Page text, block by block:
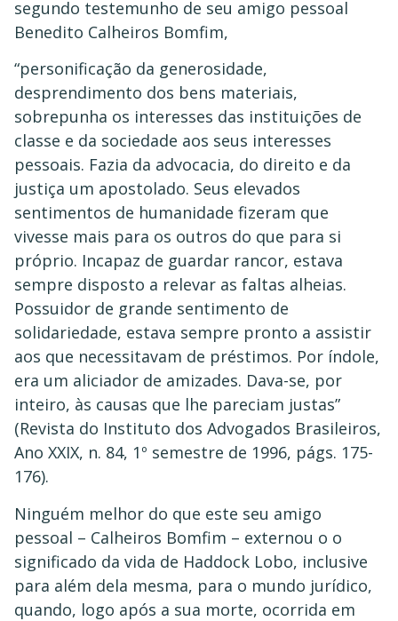
segundo testemunho de seu amigo pessoal
Benedito Calheiros Bomfim,
“personificação da generosidade,
desprendimento dos bens materiais,
sobrepunha os interesses das instituições de
classe e da sociedade aos seus interesses
pessoais. Fazia da advocacia, do direito e da
justiça um apostolado. Seus elevados
sentimentos de humanidade fizeram que
vivesse mais para os outros do que para si
próprio. Incapaz de guardar rancor, estava
sempre disposto a relevar as faltas alheias.
Possuidor de grande sentimento de
solidariedade, estava sempre pronto a assistir
aos que necessitavam de préstimos. Por índole,
era um aliciador de amizades. Dava-se, por
inteiro, às causas que lhe pareciam justas”
(Revista do Instituto dos Advogados Brasileiros,
Ano XXIX, n. 84, 1º semestre de 1996, págs. 175-
176).
Ninguém melhor do que este seu amigo
pessoal – Calheiros Bomfim – externou o o
significado da vida de Haddock Lobo, inclusive
para além dela mesma, para o mundo jurídico,
quando, logo após a sua morte, ocorrida em